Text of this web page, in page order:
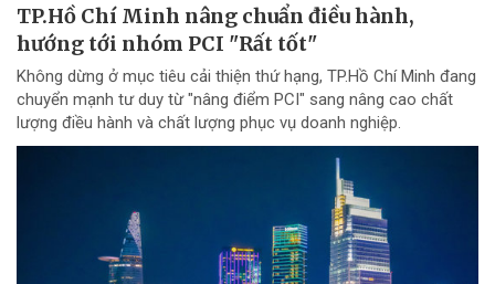
TP.Hồ Chí Minh nâng chuẩn điều hành,
hướng tới nhóm PCI "Rất tốt"
Không dừng ở mục tiêu cải thiện thứ hạng, TP.Hồ Chí Minh đang
chuyển mạnh tư duy từ "nâng điểm PCI" sang nâng cao chất
lượng điều hành và chất lượng phục vụ doanh nghiệp.